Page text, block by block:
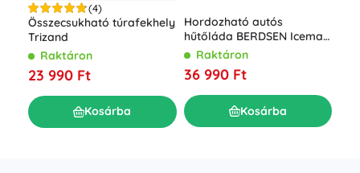
(4)
Összecsukható túrafekhely
Trizand
Raktáron
23 990 Ft
Kosárba
Hordozható autós
hűtőláda BERDSEN Icemax
29 l ECO móddal – kék
Raktáron
36 990 Ft
Kosárba